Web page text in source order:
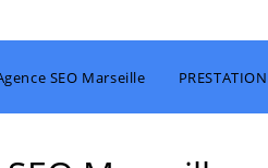
SEO Marseille